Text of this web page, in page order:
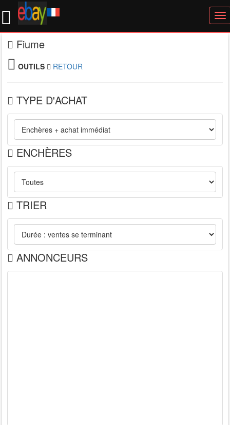
Fiume
OUTILS RETOUR
TYPE D'ACHAT
ENCHÈRES
TRIER
ANNONCEURS